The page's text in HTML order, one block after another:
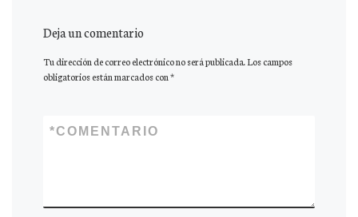
Deja un comentario
Tu dirección de correo electrónico no será publicada.Los campos
obligatorios están marcados con*
COMENTARIO
*